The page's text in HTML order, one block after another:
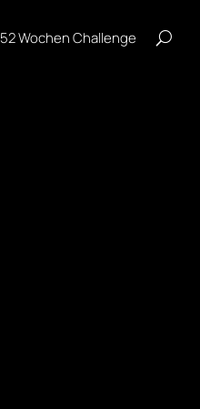
52 Wochen Challenge